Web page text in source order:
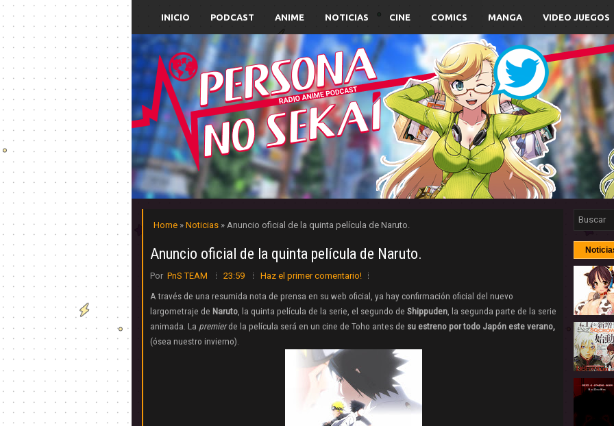
INICIO PODCAST ANIME NOTICIAS CINE COMICS MANGA VIDEO JUEGOS
Home » Noticias » Anuncio oficial de la quinta película de Naruto.
Anuncio oficial de la quinta película de Naruto.
Por PnS TEAM 23:59
Haz el primer comentario!
A través de una resumida nota de prensa en su web oficial, ya hay confirmación oficial del nuevo
largometraje de Naruto, la quinta película de la serie, el segundo de Shippuden, la segunda parte de la serie
animada. La premierde la película será en un cine de Toho antes de su estreno por todo Japón este verano,
(ósea nuestro invierno).